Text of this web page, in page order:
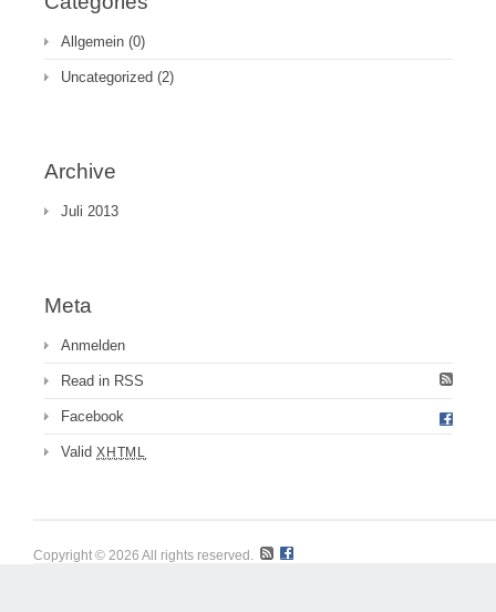
Allgemein (0)
Uncategorized (2)
Archive
Juli 2013
Meta
Anmelden
Read in RSS
Facebook
Valid XHTML
Copyright © 2026 All rights reserved.